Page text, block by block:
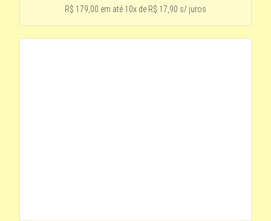
R$ 179,00 em até 10x de R$ 17,90 s/ juros